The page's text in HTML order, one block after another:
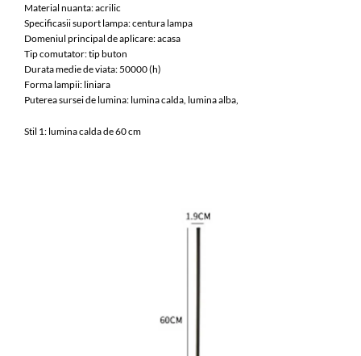
Material nuanta: acrilic
Specificasii suport lampa: centura lampa
Domeniul principal de aplicare: acasa
Tip comutator: tip buton
Durata medie de viata: 50000 (h)
Forma lampii: liniara
Puterea sursei de lumina: lumina calda, lumina alba,
Stil 1: lumina calda de 60 cm